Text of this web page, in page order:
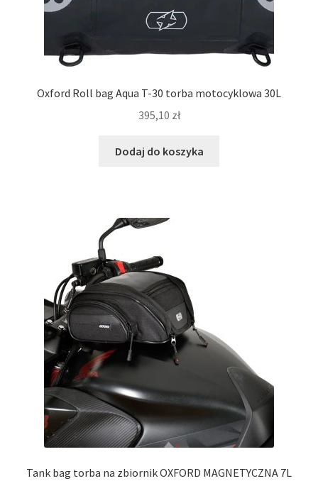
Oxford Roll bag Aqua T-30 torba motocyklowa 30L
395,10 zł
Dodaj do koszyka
Tank bag torba na zbiornik OXFORD MAGNETYCZNA 7L